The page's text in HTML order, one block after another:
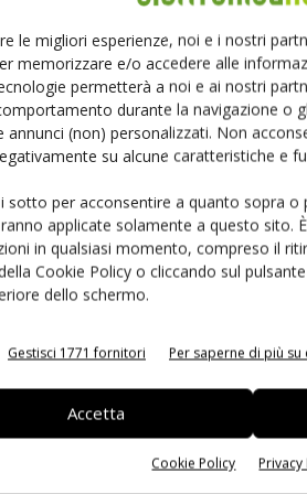
le migliori esperienze, noi e i nostri
memorizzare e/o accedere alle
permetterà a noi e ai nostri
durante la navigazione o
annunci (non) personalizzati. Non
su alcune caratteristiche e
sotto per acconsentire a quanto sopra
applicate solamente a questo sito.
in qualsiasi momento, compreso il
Cookie Policy o cliccando sul
dello schermo.
Gestisci 1771 fornitori Per saperne di più su
Accetta
Cookie Policy Privacy
la sfida passa da
Siemens e